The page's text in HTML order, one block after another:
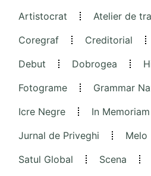
Artistocrat
Atelier de
Coregraf
Creditorial
Debut
Dobrogea
Fotograme
Grammar
Icre Negre
In Memoriam
Jurnal de Priveghi
Melo
Satul Global
Scena